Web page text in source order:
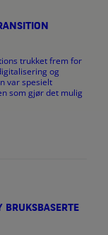
trukket frem for
og
var spesielt
som gjør det mulig
BRUKSBASERTE